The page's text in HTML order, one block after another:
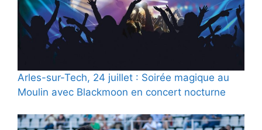
Arles-sur-Tech, 24 juillet : Soirée magique au
Moulin avec Blackmoon en concert nocturne